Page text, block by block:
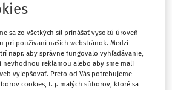
ste si prečítali len
začiatok...
sa zo všetkých síl prinášať vysokú úroveň
pri používaní našich webstránok. Medzi
napr. aby správne fungovalo vyhľadávanie,
nevhodnou reklamou alebo aby sme mali
vylepšovať. Preto od Vás potrebujeme
cookies, t. j. malých súborov, ktoré sa